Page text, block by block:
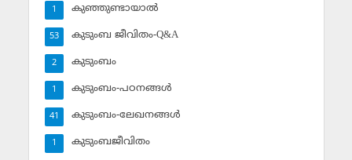
കുഞ്ഞുണ്ടായാല്‍
1
കുടുംബ ജീവിതം-Q&A
53
കുടുംബം
2
കുടുംബം-പഠനങ്ങള്‍
1
കുടുംബം-ലേഖനങ്ങള്‍
41
കുടുംബജീവിതം
1